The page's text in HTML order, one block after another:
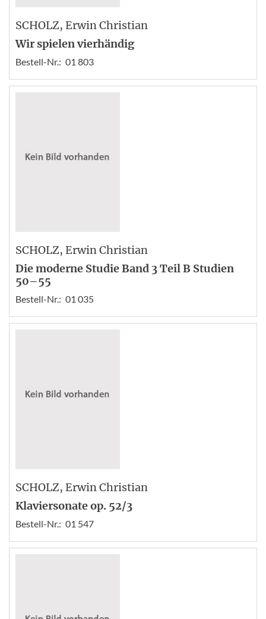
SCHOLZ, Erwin Christian
Wir spielen vierhändig
Bestell-Nr.: 01 803
SCHOLZ, Erwin Christian
Die moderne Studie Band 3 Teil B Studien
50–55
Bestell-Nr.: 01 035
SCHOLZ, Erwin Christian
Klaviersonate op. 52/3
Bestell-Nr.: 01 547